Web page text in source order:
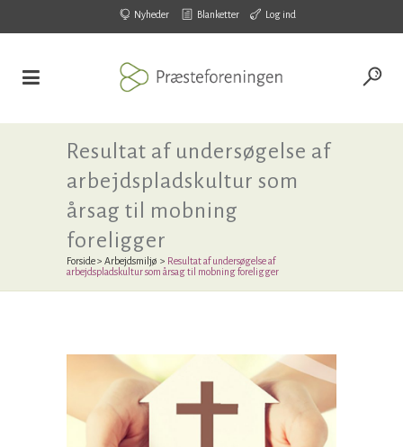
Nyheder Blanketter Log ind
Resultat af undersøgelse af
arbejdspladskultur som
årsag til mobning
foreligger
Forside> Arbejdsmiljø > Resultat af undersøgelse af
arbejdspladskultur som årsag til mobning foreligger